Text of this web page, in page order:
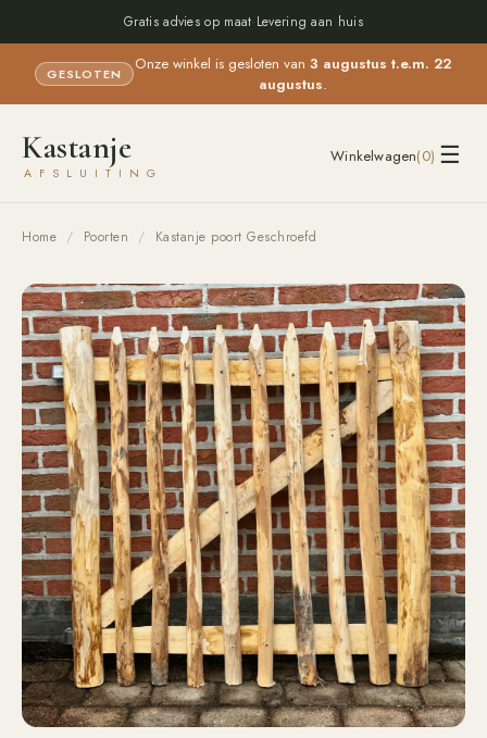
Gratis advies op maat· Levering aan huis
GESLOTEN Onze winkel is gesloten van 3 augustus t.e.m. 22
augustus.
☰
Kastanje
AFSLUITING
Winkelwagen(0)
Home / Poorten / Kastanje poort Geschroefd